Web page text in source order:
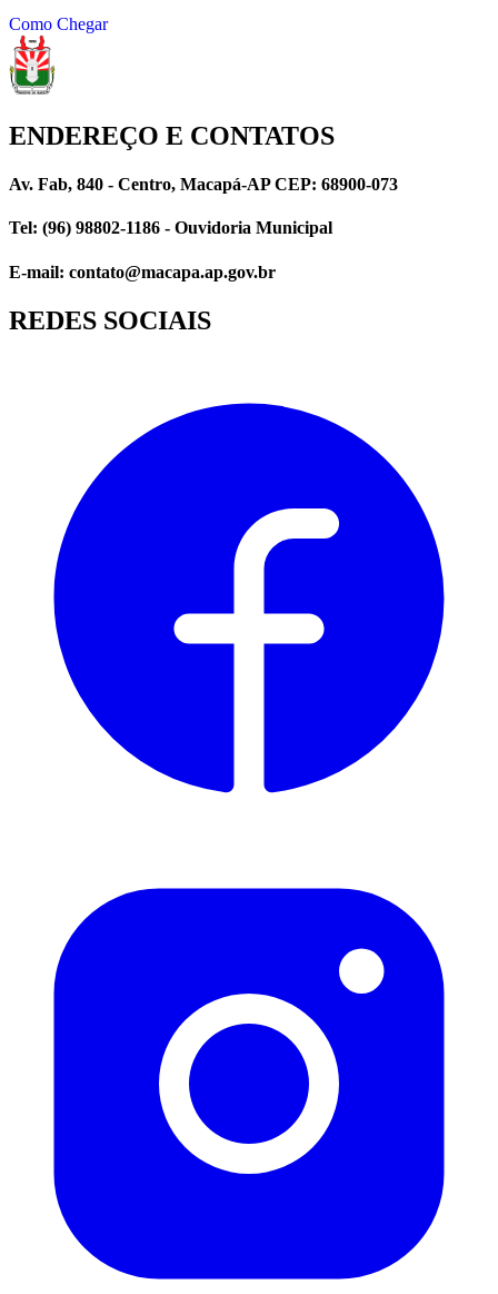
Como Chegar
ENDEREÇO E CONTATOS
Av. Fab, 840 - Centro, Macapá-AP CEP: 68900-073
Tel: (96) 98802-1186 - Ouvidoria Municipal
E-mail: contato@macapa.ap.gov.br
REDES SOCIAIS